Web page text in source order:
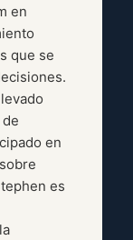
en
que se
en
es